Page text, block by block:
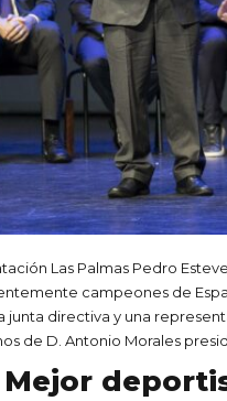
Las Palmas Pedro
campeones de
junta directiva y una
de D. Antonio Morales